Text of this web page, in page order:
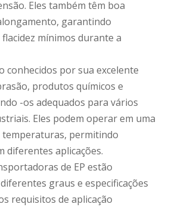
Eles também têm boa
garantindo
mínimos durante a
conhecidos por sua excelente
produtos químicos e
-os adequados para vários
Eles podem operar em uma
temperaturas, permitindo
diferentes aplicações.
de EP estão
graus e especificações
requisitos de aplicação